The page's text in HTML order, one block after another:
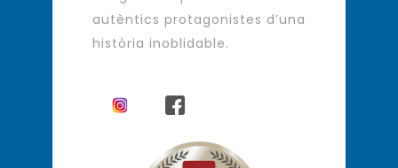
autèntics protagonistes d’una
història inoblidable.